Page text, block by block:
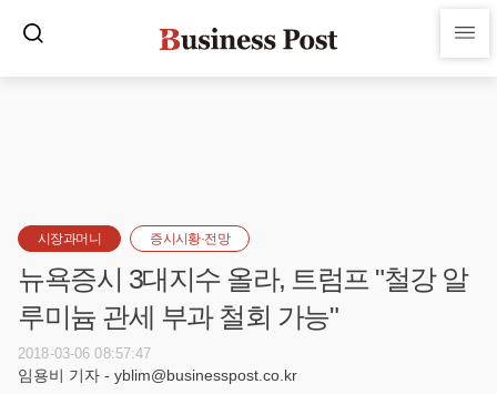
시장과머니 증시시황·전망
뉴욕증시 3대지수 올라, 트럼프 "철강 알
루미늄 관세 부과 철회 가능"
2018-03-06 08:57:47
임용비 기자 - yblim@businesspost.co.kr